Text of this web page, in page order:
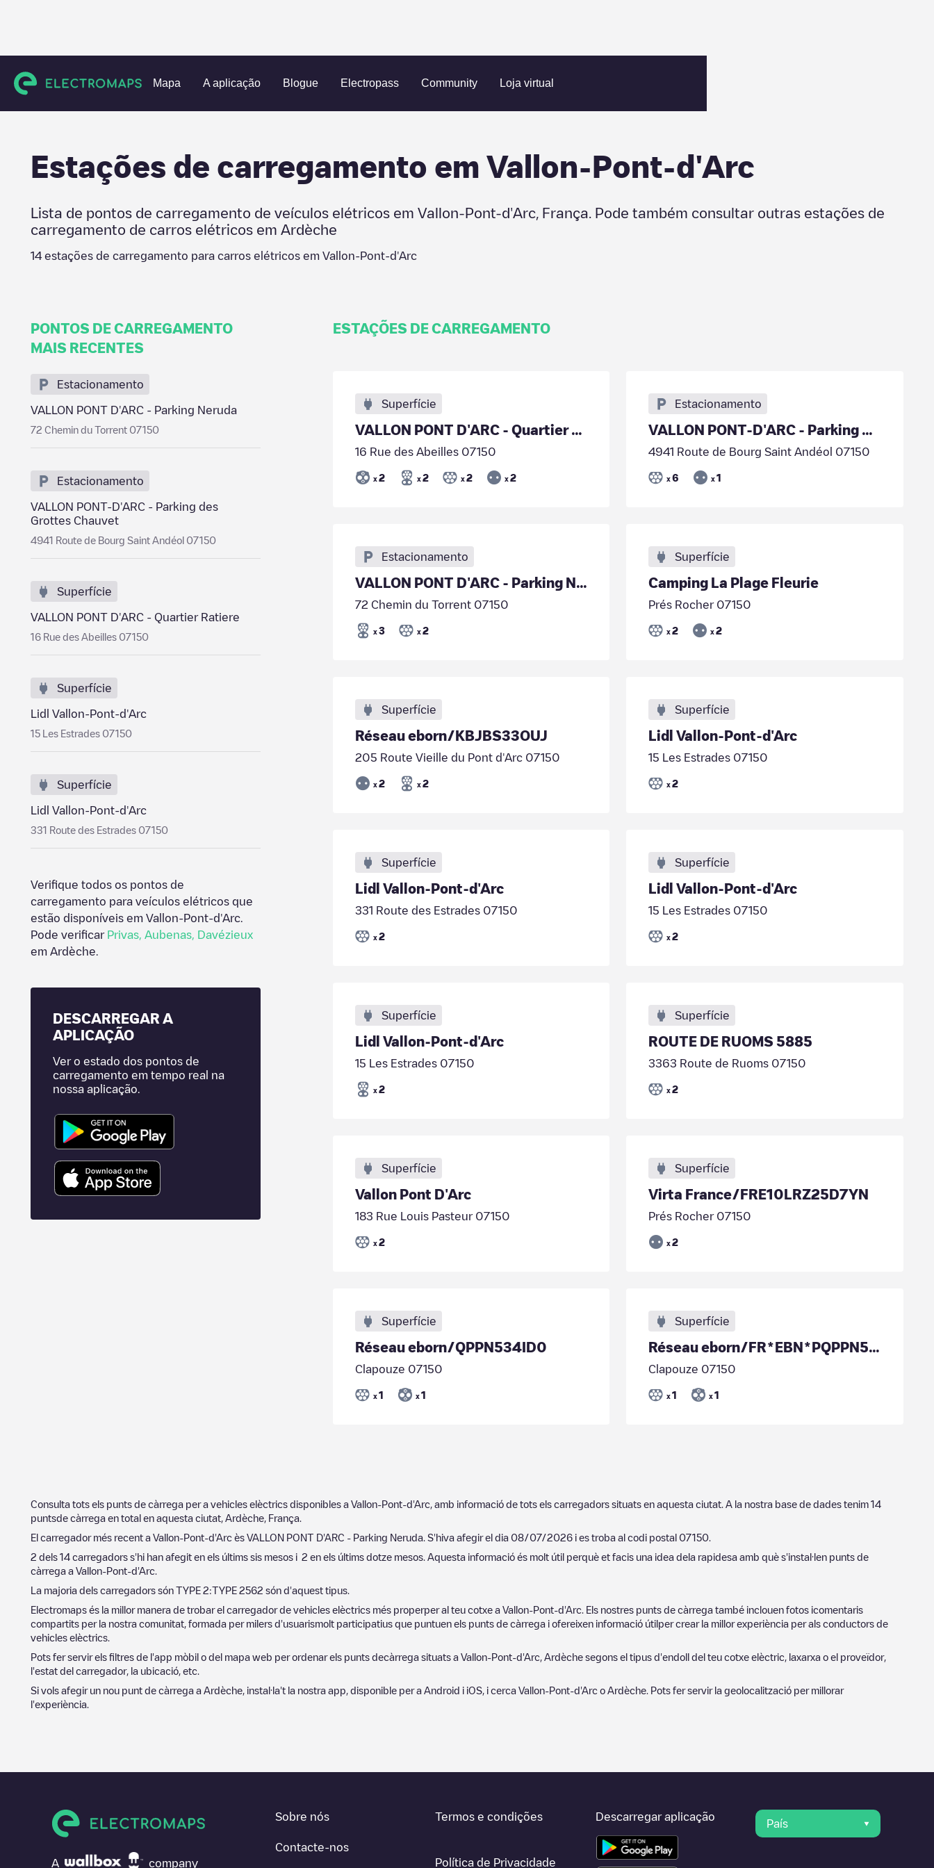
Mapa A aplicação Blogue Electropass Community Loja virtual
Charging stations França Ardèche Vallon-Pont-d'Arc
Estações de carregamento em Vallon-Pont-d'Arc
Lista de pontos de carregamento de veículos elétricos em Vallon-Pont-d'Arc França . Pode também consultar outras estações de
carregamento de carros elétricos em Ardèche
14 estações de carregamento para carros elétricos em Vallon-Pont-d'Arc
PONTOS DE CARREGAMENTO
MAIS RECENTES
Estacionamento
VALLON PONT D'ARC - Parking Neruda
72 Chemin du Torrent 07150
Estacionamento
VALLON PONT-D'ARC - Parking des
Grottes Chauvet
4941 Route de Bourg Saint Andéol 07150
Superfície
VALLON PONT D'ARC - Quartier Ratiere
16 Rue des Abeilles 07150
Superfície
Lidl Vallon-Pont-d'Arc
15 Les Estrades 07150
Superfície
Lidl Vallon-Pont-d'Arc
331 Route des Estrades 07150
Verifique todos os pontos de
carregamento para veículos elétricos que
estão disponíveis em Vallon-Pont-d'Arc
Pode verificar Privas Aubenas
Davézieux
em Ardèche
DESCARREGAR A
APLICAÇÃO
Ver o estado dos pontos de
carregamento em tempo real na
nossa aplicação.
ESTAÇÕES DE CARREGAMENTO
Superfície
VALLON PONT D'ARC - Quartier Ratiere
16 Rue des Abeilles 07150
x 2 x 2 x 2 x 2
Estacionamento
VALLON PONT-D'ARC - Parking des Grottes Chauvet
4941 Route de Bourg Saint Andéol 07150
x 6 x 1
Estacionamento
VALLON PONT D'ARC - Parking Neruda
72 Chemin du Torrent 07150
x 3 x 2
Superfície
Camping La Plage Fleurie
Prés Rocher 07150
x 2 x 2
Superfície
Réseau eborn/KBJBS33OUJ
205 Route Vieille du Pont d'Arc 07150
x 2 x 2
Superfície
Lidl Vallon-Pont-d'Arc
15 Les Estrades 07150
x 2
Superfície
Lidl Vallon-Pont-d'Arc
331 Route des Estrades 07150
x 2
Superfície
Lidl Vallon-Pont-d'Arc
15 Les Estrades 07150
x 2
Superfície
Lidl Vallon-Pont-d'Arc
15 Les Estrades 07150
x 2
Superfície
ROUTE DE RUOMS 5885
3363 Route de Ruoms 07150
x 2
Superfície
Vallon Pont D'Arc
183 Rue Louis Pasteur 07150
x 2
Superfície
Virta France/FRE10LRZ25D7YN
Prés Rocher 07150
x 2
Superfície
Réseau eborn/QPPN534ID0
Clapouze 07150
x 1 x 1
Superfície
Réseau eborn/FR*EBN*PQPPN534ID0
Clapouze 07150
x 1 x 1
Consulta tots els punts de càrrega per a vehicles elèctrics disponibles a Vallon-Pont-d'Arc , amb informació de tots els carregadors situats en aquesta ciutat. A la nostra base de dades tenim 14
puntsde càrrega en total en aquesta ciutat, Ardèche França
El carregador més recent a Vallon-Pont-d'Arc ès VALLON PONT D'ARC - Parking Neruda . S'hiva afegir el dia 08/07/2026 i es troba al codi postal 07150
2 dels 14 carregadors s'hi han afegit en els últims sis mesos i 2 en els últims dotze mesos. Aquesta informació és molt útil perquè et facis una idea dela rapidesa amb què s'instal·len punts de
càrrega a Vallon-Pont-d'Arc
La majoria dels carregadors són TYPE 2:TYPE 2562 són d'aquest tipus.
Electromaps és la millor manera de trobar el carregador de vehicles elèctrics més properper al teu cotxe a Vallon-Pont-d'Arc . Els nostres punts de càrrega també inclouen fotos icomentaris
compartits per la nostra comunitat, formada per milers d'usuarismolt participatius que puntuen els punts de càrrega i ofereixen informació útilper crear la millor experiència per als conductors de
vehicles elèctrics.
Pots fer servir els filtres de l'app mòbil o del mapa web per ordenar els punts decàrrega situats a Vallon-Pont-d'Arc Ardèche segons el tipus d'endoll del teu cotxe elèctric, laxarxa o el proveïdor,
l'estat del carregador, la ubicació, etc.
Si vols afegir un nou punt de càrrega a Ardèche , instal·la't la nostra app, disponible per a Android i iOS, i cerca Vallon-Pont-d'Arc o Ardèche . Pots fer servir la geolocalització per millorar
l'experiència.
A company
Sobre nós
Contacte-nos
Termos e condições
Política de Privacidade
Descarregar aplicação
País